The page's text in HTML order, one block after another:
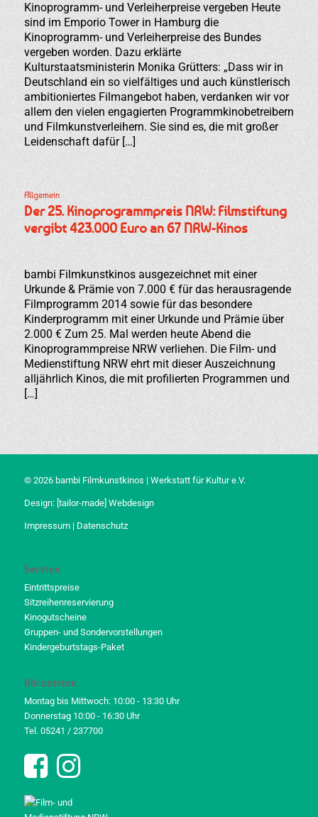
Kinoprogramm- und Verleiherpreise vergeben Heute
sind im Emporio Tower in Hamburg die
Kinoprogramm- und Verleiherpreise des Bundes
vergeben worden. Dazu erklärte
Kulturstaatsministerin Monika Grütters: „Dass wir in
Deutschland ein so vielfältiges und auch künstlerisch
ambitioniertes Filmangebot haben, verdanken wir vor
allem den vielen engagierten Programmkinobetreibern
und Filmkunstverleihern. Sie sind es, die mit großer
Leidenschaft dafür […]
Allgemein
Der 25. Kinoprogrammpreis NRW: Filmstiftung
vergibt 423.000 Euro an 67 NRW-Kinos
bambi Filmkunstkinos ausgezeichnet mit einer
Urkunde & Prämie von 7.000 € für das herausragende
Filmprogramm 2014 sowie für das besondere
Kinderprogramm mit einer Urkunde und Prämie über
2.000 € Zum 25. Mal werden heute Abend die
Kinoprogrammpreise NRW verliehen. Die Film- und
Medienstiftung NRW ehrt mit dieser Auszeichnung
alljährlich Kinos, die mit profilierten Programmen und
[…]
© 2026 bambi Filmkunstkinos | Werkstatt für Kultur e.V.
Design: [tailor-made] Webdesign
Impressum| Datenschutz
Service
Eintrittspreise
Sitzreihenreservierung
Kinogutscheine
Gruppen- und Sondervorstellungen
Kindergeburtstags-Paket
Bürozeiten
Montag bis Mittwoch: 10:00 - 13:30 Uhr
Donnerstag 10:00 - 16:30 Uhr
Tel. 05241 / 237700